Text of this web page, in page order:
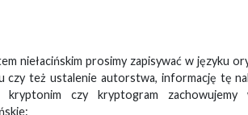
niełacińskim prosimy zapisywać w języku
czy też ustalenie autorstwa, informację tę
kryptonim czy kryptogram zachowujemy